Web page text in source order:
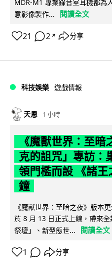
MDR-M1 專業錄音室耳機都為
意影像製作...
閱讀全文
21 2 ↗ 分享
科技娛樂 遊戲情報
天恩 1 小時
《魔獸世界：至暗
克的詛咒」專訪：
領門檻而設 《諸
鐘
《魔獸世界：至暗之夜》版本
於 8 月 13 日正式上線，帶來
祭壇」、新型態世...
閱讀全文
1 分享